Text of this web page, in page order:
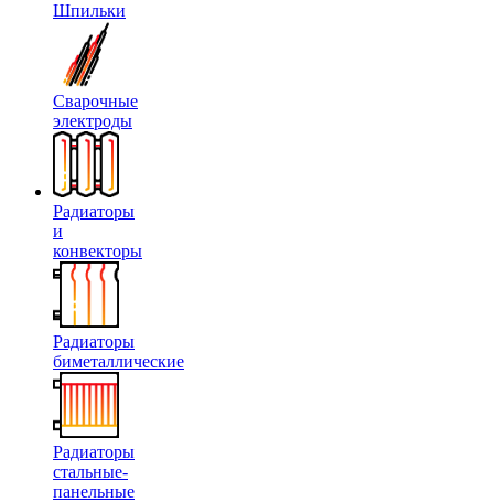
Шпильки
Сварочные
электроды
Радиаторы
и
конвекторы
Радиаторы
биметаллические
Радиаторы
стальные-
панельные